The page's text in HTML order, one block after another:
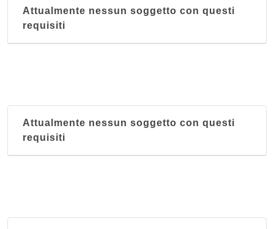
Attualmente nessun soggetto con questi
requisiti
Attualmente nessun soggetto con questi
requisiti